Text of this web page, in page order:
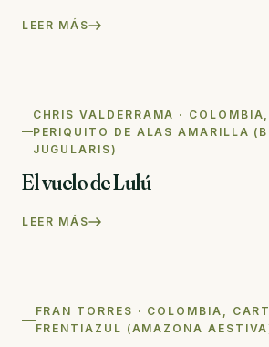
LEER MÁS
CHRIS VALDERRAMA ·
PERIQUITO DE ALAS AMARILLA
JUGULARIS)
El vuelo de Lulú
LEER MÁS
FRAN TORRES · COLOMBIA,
FRENTIAZUL (AMAZONA